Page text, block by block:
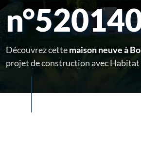
Découvrez cettemaison neuve à
projet de construction avec Habitat